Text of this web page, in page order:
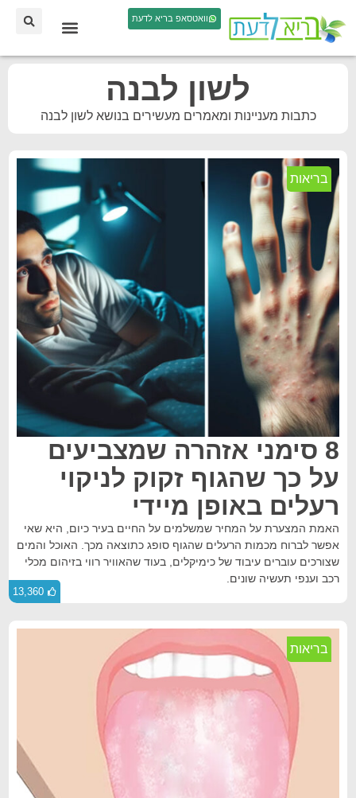
וואטסאפ בריא לדעת
לשון לבנה
כתבות מעניינות ומאמרים מעשירים בנושא לשון לבנה
בריאות
8 סימני אזהרה שמצביעים
על כך שהגוף זקוק לניקוי
רעלים באופן מיידי
האמת המצערת על המחיר שמשלמים על החיים בעיר כיום, היא שאי
אפשר לברוח מכמות הרעלים שהגוף סופג כתוצאה מכך. האוכל והמים
שצורכים עוברים עיבוד של כימיקלים, בעוד שהאוויר רווי בזיהום מכלי
רכב וענפי תעשיה שונים.
13,360
בריאות